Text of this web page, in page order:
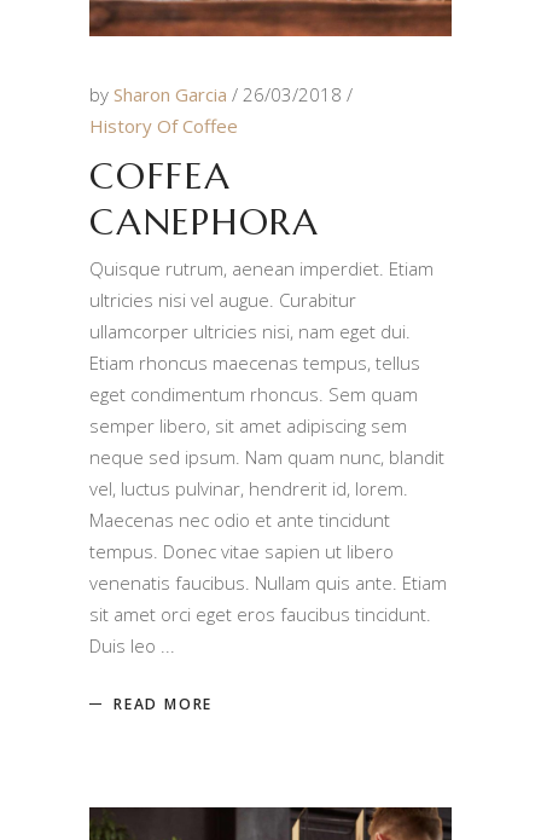
by Sharon Garcia
26/03/2018
History Of Coffee
COFFEA
CANEPHORA
Quisque rutrum, aenean imperdiet. Etiam
ultricies nisi vel augue. Curabitur
ullamcorper ultricies nisi, nam eget dui.
Etiam rhoncus maecenas tempus, tellus
eget condimentum rhoncus. Sem quam
semper libero, sit amet adipiscing sem
neque sed ipsum. Nam quam nunc, blandit
vel, luctus pulvinar, hendrerit id, lorem.
Maecenas nec odio et ante tincidunt
tempus. Donec vitae sapien ut libero
venenatis faucibus. Nullam quis ante. Etiam
sit amet orci eget eros faucibus tincidunt.
Duis leo
READ MORE